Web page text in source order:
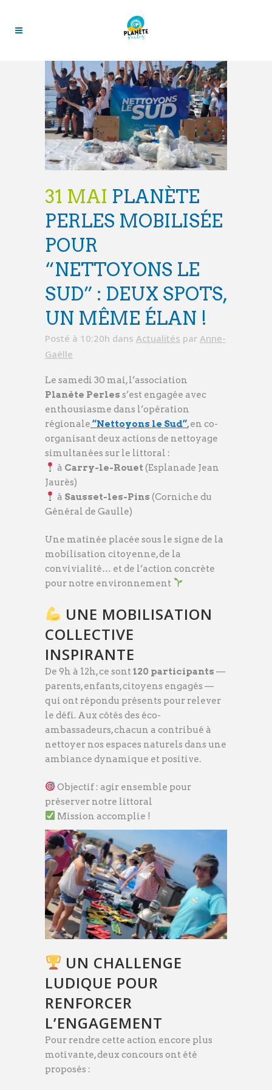
31 MAI PLANÈTE
PERLES MOBILISÉE
POUR
“NETTOYONS LE
SUD” : DEUX SPOTS,
UN MÊME ÉLAN !
Posté à 10:20h dans Actualités par Anne-
Gaëlle
Le samedi 30 mai, l’association
Planète Perles s’est engagée avec
enthousiasme dans l’opération
régionale “Nettoyons le Sud”,en co-
organisant deux actions de nettoyage
simultanées sur le littoral :
à Carry-le-Rouet (Esplanade Jean
Jaurès)
à Sausset-les-Pins (Corniche du
Général de Gaulle)
Une matinée placée sous le signe de la
mobilisation citoyenne, de la
convivialité… et de l’action concrète
pour notre environnement
UNE MOBILISATION
COLLECTIVE
INSPIRANTE
De 9h à 12h, ce sont120 participants —
parents, enfants, citoyens engagés —
qui ont répondu présents pour relever
le défi. Aux côtés des éco-
ambassadeurs, chacun a contribué à
nettoyer nos espaces naturels dans une
ambiance dynamique et positive.
Objectif : agir ensemble pour
préserver notre littoral
Mission accomplie !
UN CHALLENGE
LUDIQUE POUR
RENFORCER
L’ENGAGEMENT
Pour rendre cette action encore plus
motivante, deux concours ont été
proposés :